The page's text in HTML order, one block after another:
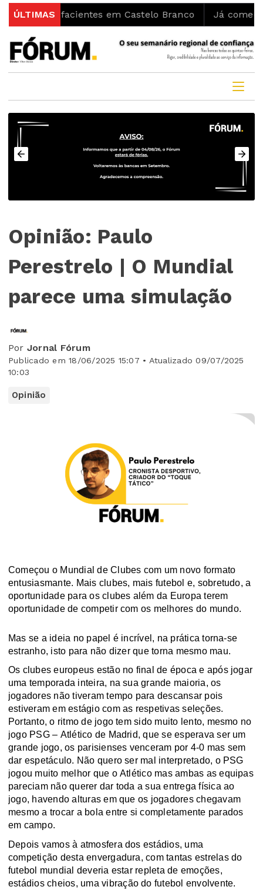
ÚLTIMAS em Castelo Branco Já começaram
Opinião: Paulo
Perestrelo | O Mundial
parece uma simulação
Por Jornal Fórum
Publicado em 18/06/2025 15:07 • Atualizado 09/07/2025
10:03
Opinião
Começou o Mundial de Clubes com um novo formato
entusiasmante. Mais clubes, mais futebol e, sobretudo, a
oportunidade para os clubes além da Europa terem
oportunidade de competir com os melhores do mundo.
Mas se a ideia no papel é incrível, na prática torna-se
estranho, isto para não dizer que torna mesmo mau.
Os clubes europeus estão no final de época e após jogar
uma temporada inteira, na sua grande maioria, os
jogadores não tiveram tempo para descansar pois
estiveram em estágio com as respetivas seleções.
Portanto, o ritmo de jogo tem sido muito lento, mesmo no
jogo PSG – Atlético de Madrid, que se esperava ser um
grande jogo, os parisienses venceram por 4-0 mas sem
dar espetáculo. Não quero ser mal interpretado, o PSG
jogou muito melhor que o Atlético mas ambas as equipas
pareciam não querer dar toda a sua entrega física ao
jogo, havendo alturas em que os jogadores chegavam
mesmo a trocar a bola entre si completamente parados
em campo.
Depois vamos à atmosfera dos estádios, uma
competição desta envergadura, com tantas estrelas do
futebol mundial deveria estar repleta de emoções,
estádioscheios, uma vibração do futebol envolvente.